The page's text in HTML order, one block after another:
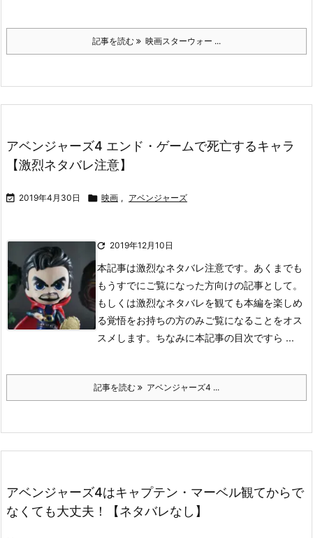
記事を読む 映画スターウォー ...
アベンジャーズ4 エンド・ゲームで死亡するキャラ
【激烈ネタバレ注意】
 2019年4月30日  映画 , アベンジャーズ
 2019年12月10日
本記事は激烈なネタバレ注意です。あくまでも
もうすでにご覧になった方向けの記事として。
もしくは激烈なネタバレを観ても本編を楽しめ
る覚悟をお持ちの方のみご覧になることをオス
スメします。 ちなみに本記事の目次ですら ...
記事を読む アベンジャーズ4 ...
アベンジャーズ4はキャプテン・マーベル観てからで
なくても大丈夫！【ネタバレなし】